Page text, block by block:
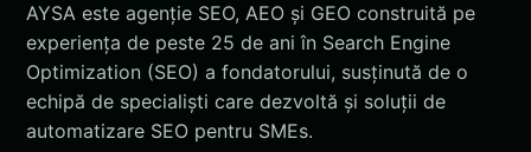
AYSA este agenție SEO, AEO și GEO construită pe
experiența de peste 25 de ani în Search Engine
Optimization (SEO) a fondatorului, susținută de o
echipă de specialiști care dezvoltă și soluții de
automatizare SEO pentru SMEs.